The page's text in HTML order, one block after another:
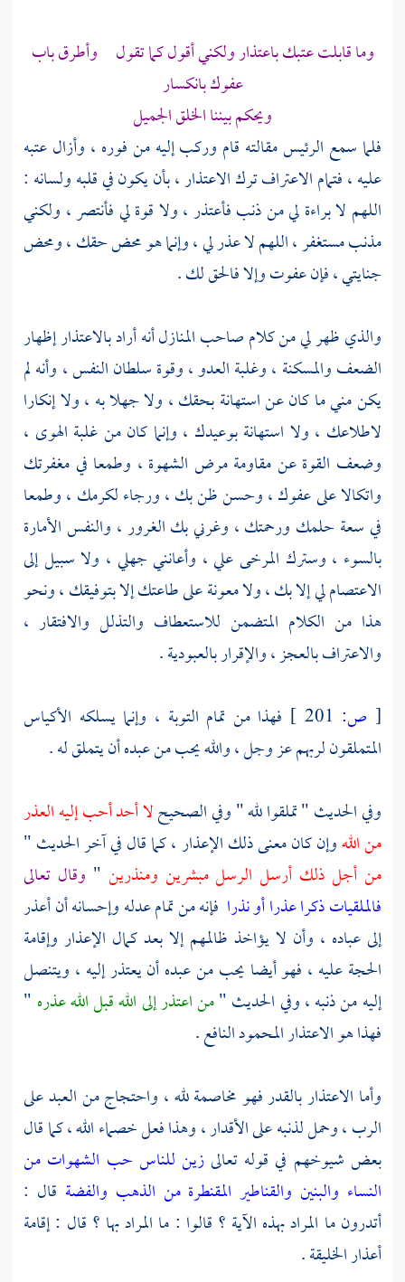
وما قابلت عتبك باعتذار ولكني أقول كما تقول وأطرق باب
عفوك بانكسار
ويحكم بيننا الخلق الجميل
فلما سمع الرئيس مقالته قام وركب إليه من فوره ، وأزال عتبه
عليه ، فتمام الاعتراف ترك الاعتذار ، بأن يكون في قلبه ولسانه :
اللهم لا براءة لي من ذنب فأعتذر ، ولا قوة لي فأنتصر ، ولكني
مذنب مستغفر ، اللهم لا عذر لي ، وإنما هو محض حقك ، ومحض
جنايتي ، فإن عفوت وإلا فالحق لك .
والذي ظهر لي من كلام صاحب المنازل أنه أراد بالاعتذار إظهار
الضعف والمسكنة ، وغلبة العدو ، وقوة سلطان النفس ، وأنه لم
يكن مني ما كان عن استهانة بحقك ، ولا جهلا به ، ولا إنكارا
لاطلاعك ، ولا استهانة بوعيدك ، وإنما كان من غلبة الهوى ،
وضعف القوة عن مقاومة مرض الشهوة ، وطمعا في مغفرتك
واتكالا على عفوك ، وحسن ظن بك ، ورجاء لكرمك ، وطمعا
في سعة حلمك ورحمتك ، وغرني بك الغرور ، والنفس الأمارة
بالسوء ، وسترك المرخى علي ، وأعانني جهلي ، ولا سبيل إلى
الاعتصام لي إلا بك ، ولا معونة على طاعتك إلا بتوفيقك ، ونحو
هذا من الكلام المتضمن للاستعطاف والتذلل والافتقار ،
والاعتراف بالعجز ، والإقرار بالعبودية .
[ ص:
فهذا من تمام التوبة ، وإنما يسلكه الأكياس
المتملقون لربهم عز وجل ، والله يحب من عبده أن يتملق له .
وفي الحديث " تملقوا لله " وفي الصحيحلا أحد أحب إليه العذر
من اللهوإن كان معنى ذلك الإعذار ، كما قال في آخر الحديث "
من أجل ذلك أرسل الرسل مبشرين ومنذرين " وقال تعالى
فالملقيات ذكرا عذرا أو نذرا فإنه من تمام عدله وإحسانه أن أعذر
إلى عباده ، وأن لا يؤاخذ ظالمهم إلا بعد كمال الإعذار وإقامة
الحجة عليه ، فهو أيضا يحب من عبده أن يعتذر إليه ، ويتنصل
إليه من ذنبه ، وفي الحديث "من اعتذر إلى الله قبل الله عذره "
فهذا هو الاعتذار المحمود النافع .
وأما الاعتذار بالقدر فهو مخاصمة لله ، واحتجاج من العبد على
الرب ، وحمل لذنبه على الأقدار ، وهذا فعل خصماء الله ، كما قال
بعض شيوخهم في قوله تعالىزين للناس حب الشهوات من
النساء والبنين والقناطير المقنطرة من الذهب والفضة قال :
أتدرون ما المراد بهذه الآية ؟ قالوا : ما المراد بها ؟ قال : إقامة
أعذار الخليقة .